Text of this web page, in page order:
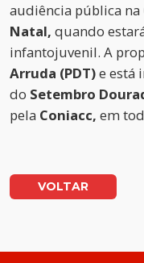
audiência pública na
Natal, quando
infantojuvenil. A
Arruda (PDT)e está
do Setembro
pela Coniacc, em
VOLTAR